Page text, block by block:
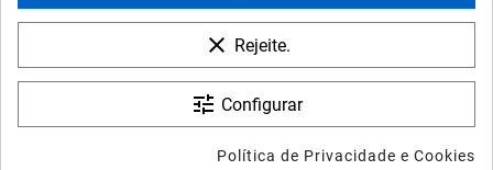
© 2022 - Farmaoli - Soc. Uni. Lda
clear Rejeite.
tune Configurar
Política de Privacidade e Cookies